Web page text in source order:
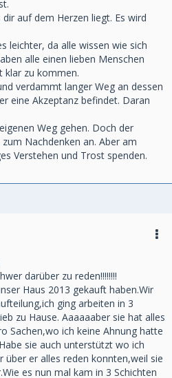
auf dem Herzen liegt. Es wird
leichter, da alle wissen wie sich
alle einen lieben Menschen
klar zu kommen.
verdammt langer Weg an dessen
eine Akzeptanz befindet. Daran
Weg gehen. Doch der
Nachdenken an. Aber am
Verstehen und Trost spenden.
darüber zu reden!!!!!!!!
Haus 2013 gekauft haben.Wir
ging arbeiten in 3
zu Hause. Aaaaaaber sie hat alles
Sachen,wo ich keine Ahnung hatte
sie auch unterstützt wo ich
über er alles reden konnten,weil sie
es nun mal kam in 3 Schichten